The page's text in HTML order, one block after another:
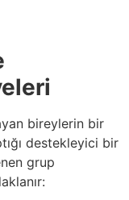
bireylerin bir
destekleyici bir
grup